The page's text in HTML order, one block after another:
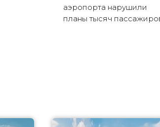
аэропорта нарушили
планы тысяч